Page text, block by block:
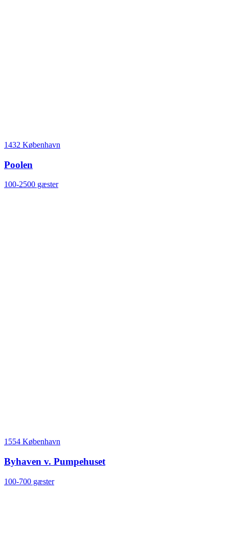
1432 København
Poolen
100-2500 gæster
1554 København
Byhaven v. Pumpehuset
100-700 gæster